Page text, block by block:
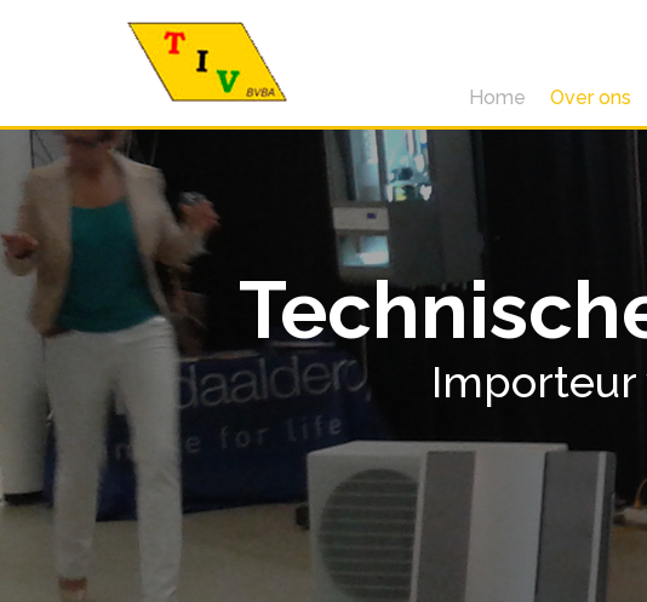
Home Over ons
Importeur